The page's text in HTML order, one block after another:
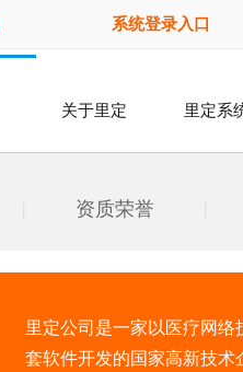
系统登录入口
关于里定 里定系
资质荣誉
里定公司是一家以医疗网
套软件开发的国家高新技术